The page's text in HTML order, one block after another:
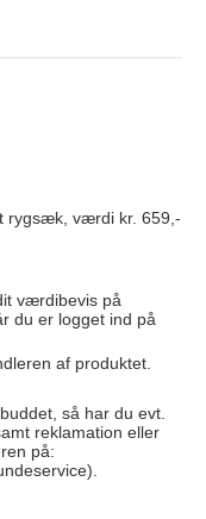
rygsæk, værdi kr. 659,-
værdibevis på
du er logget ind på
af produktet.
så har du evt.
reklamation eller
på: